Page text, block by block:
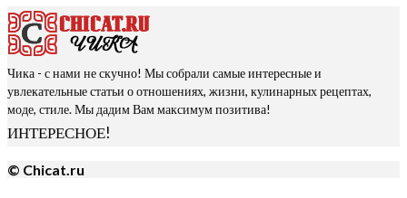
Чика - с нами не скучно! Мы собрали самые интересные и
увлекательные статьи о отношениях, жизни, кулинарных рецептах,
моде, стиле. Мы дадим Вам максимум позитива!
ИНТЕРЕСНОЕ!
© Chicat.ru